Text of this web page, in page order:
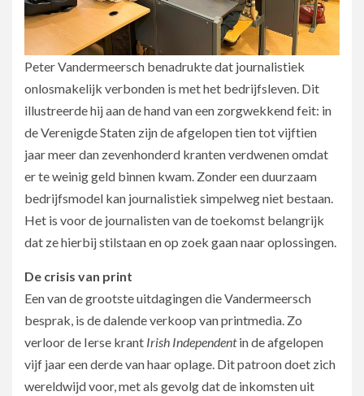
Peter Vandermeersch benadrukte dat journalistiek
onlosmakelijk verbonden is met het bedrijfsleven. Dit
illustreerde hij aan de hand van een zorgwekkend feit: in
de Verenigde Staten zijn de afgelopen tien tot vijftien
jaar meer dan zevenhonderd kranten verdwenen omdat
er te weinig geld binnen kwam. Zonder een duurzaam
bedrijfsmodel kan journalistiek simpelweg niet bestaan.
Het is voor de journalisten van de toekomst belangrijk
dat ze hierbij stilstaan en op zoek gaan naar oplossingen.
De crisis van print
Een van de grootste uitdagingen die Vandermeersch
besprak, is de dalende verkoop van printmedia. Zo
verloor de Ierse krant Irish Independentin de afgelopen
vijf jaar een derde van haar oplage. Dit patroon doet zich
wereldwijd voor, met als gevolg dat de inkomsten uit